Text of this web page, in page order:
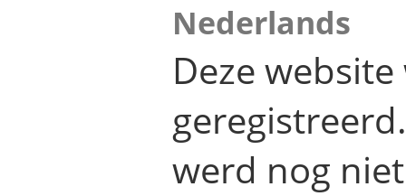
Nederlands
Deze
werd nog